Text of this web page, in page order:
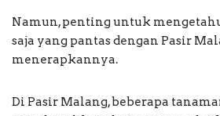
Namun, penting untuk
saja yang pantas dengan Pasir
menerapkannya.
Di Pasir Malang, beberapa